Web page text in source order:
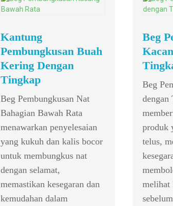
Kantung
Pembungkusan Buah
Kering Dengan
Tingkap
Beg Pembungkusan Nat
Bahagian Bawah Rata
menawarkan penyelesaian
yang kukuh dan kalis bocor
untuk membungkus nat
dengan selamat,
memastikan kesegaran dan
kemudahan dalam
Beg
Beg
dengan
produk
telus,
melihat